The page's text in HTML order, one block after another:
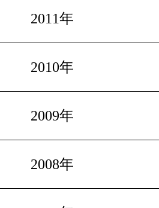
2011年
2010年
2009年
2008年